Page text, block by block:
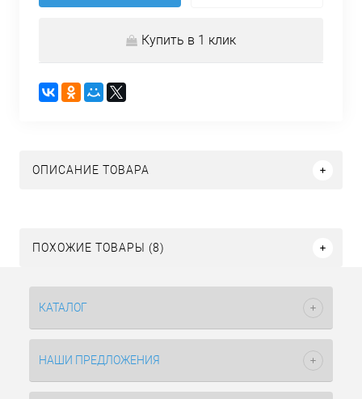
Купить в 1 клик
ОПИСАНИЕ ТОВАРА
ПОХОЖИЕ ТОВАРЫ (8)
КАТАЛОГ
НАШИ ПРЕДЛОЖЕНИЯ